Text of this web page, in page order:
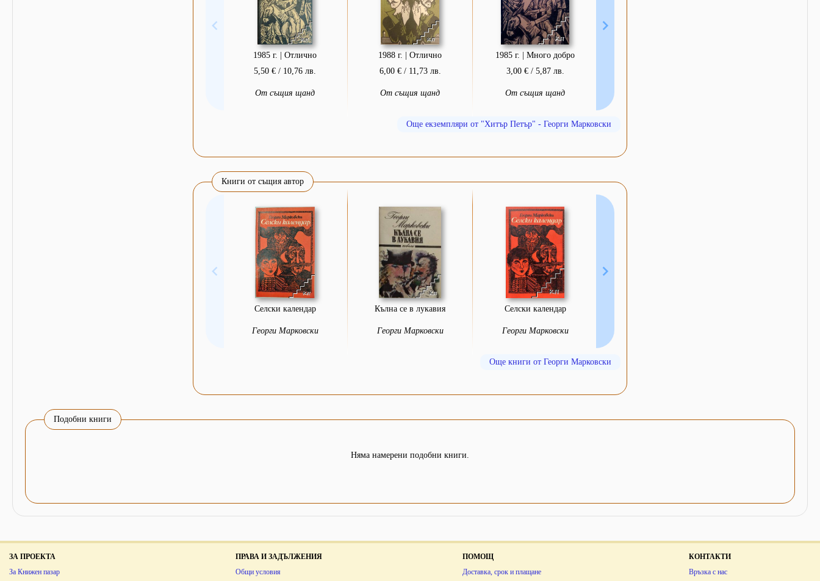
1985 г. | Отлично
5,50 € / 10,76 лв.
От същия щанд
1988 г. | Отлично
6,00 € / 11,73 лв.
От същия щанд
1985 г. | Много добро
3,00 € / 5,87 лв.
От същия щанд
Още екземпляри от "Хитър Петър" - Георги Марковски
Книги от същия автор
Селски календар
Георги Марковски
Кълна се в лукавия
Георги Марковски
Селски календар
Георги Марковски
Още книги от Георги Марковски
Подобни книги
Няма намерени подобни книги.
ЗА ПРОЕКТА
За Книжен пазар
ПРАВА И ЗАДЪЛЖЕНИЯ
Общи условия
ПОМОЩ
Доставка, срок и плащане
КОНТАКТИ
Връзка с нас